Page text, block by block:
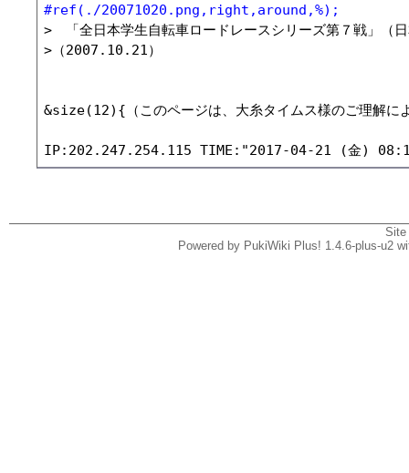
#ref(./20071020.png,right,around,%);
>　「全日本学生自転車ロードレースシリーズ第７戦」（
>（2007.10.21）
&size(12){（このページは、大糸タイムス様のご理解に
Powered by PukiWiki Plus! 1.4.6-plus-u2